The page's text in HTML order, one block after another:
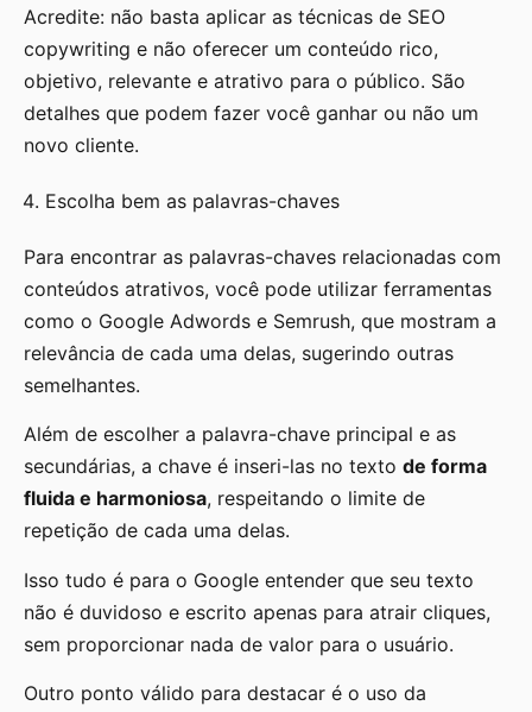
Acredite: não basta aplicar as técnicas de SEO
copywriting e não oferecer um conteúdo rico,
objetivo, relevante e atrativo para o público. São
detalhes que podem fazer você ganhar ou não um
novo cliente.
Escolha bem as palavras-chaves
Para encontrar as palavras-chaves relacionadas com
conteúdos atrativos, você pode utilizar ferramentas
como o Google Adwords e Semrush, que mostram a
relevância de cada uma delas, sugerindo outras
semelhantes.
Além de escolher a palavra-chave principal e as
secundárias, a chave é inseri-las no texto de forma
fluida e harmoniosa, respeitando o limite de
repetição de cada uma delas.
Isso tudo é para o Google entender que seu texto
não é duvidoso e escrito apenas para atrair cliques,
sem proporcionar nada de valor para o usuário.
Outro ponto válido para destacar é o uso da